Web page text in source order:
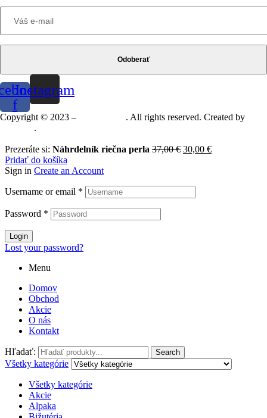
Odoberať
f
Instagram
Copyright © 2023 –
. All rights reserved. Created by
.
Prezeráte si: Náhrdelník riečna perla 37,00€ 30,00 €
Pridať do košíka
Sign in Create an Account
Username or email *
Password *
Login
Lost your password?
Menu
Domov
Obchod
Akcie
O nás
Kontakt
Hľadať: Search
Všetky kategórie
Všetky kategórie
Akcie
Alpaka